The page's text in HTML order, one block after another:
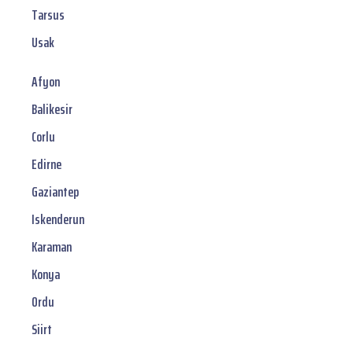
Tarsus
Usak
Afyon
Balikesir
Corlu
Edirne
Gaziantep
Iskenderun
Karaman
Konya
Ordu
Siirt